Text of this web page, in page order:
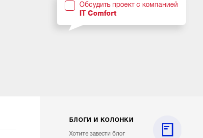
Обсудить проект с компанией
IT Comfort
БЛОГИ И КОЛОНКИ
Хотите завести блог